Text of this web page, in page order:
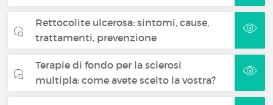
Rettocolite ulcerosa: sintomi, cause,
trattamenti, prevenzione
Terapie di fondo per la sclerosi
multipla: come avete scelto la vostra?